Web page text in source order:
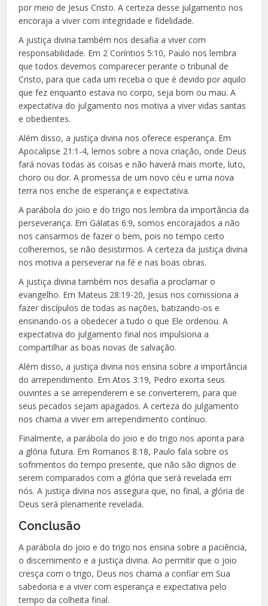
por meio de Jesus Cristo. A certeza desse julgamento nos
encoraja a viver com integridade e fidelidade.
A justiça divina também nos desafia a viver com
responsabilidade. Em 2 Coríntios 5:10, Paulo nos lembra
que todos devemos comparecer perante o tribunal de
Cristo, para que cada um receba o que é devido por aquilo
que fez enquanto estava no corpo, seja bom ou mau. A
expectativa do julgamento nos motiva a viver vidas santas
e obedientes.
Além disso, a justiça divina nos oferece esperança. Em
Apocalipse 21:1-4, lemos sobre a nova criação, onde Deus
fará novas todas as coisas e não haverá mais morte, luto,
choro ou dor. A promessa de um novo céu e uma nova
terra nos enche de esperança e expectativa.
A parábola do joio e do trigo nos lembra da importância da
perseverança. Em Gálatas 6:9, somos encorajados a não
nos cansarmos de fazer o bem, pois no tempo certo
colheremos, se não desistirmos. A certeza da justiça divina
nos motiva a perseverar na fé e nas boas obras.
A justiça divina também nos desafia a proclamar o
evangelho. Em Mateus 28:19-20, Jesus nos comissiona a
fazer discípulos de todas as nações, batizando-os e
ensinando-os a obedecer a tudo o que Ele ordenou. A
expectativa do julgamento final nos impulsiona a
compartilhar as boas novas de salvação.
Além disso, a justiça divina nos ensina sobre a importância
do arrependimento. Em Atos 3:19, Pedro exorta seus
ouvintes a se arrependerem e se converterem, para que
seus pecados sejam apagados. A certeza do julgamento
nos chama a viver em arrependimento contínuo.
Finalmente, a parábola do joio e do trigo nos aponta para
a glória futura. Em Romanos 8:18, Paulo fala sobre os
sofrimentos do tempo presente, que não são dignos de
serem comparados com a glória que será revelada em
nós. A justiça divina nos assegura que, no final, a glória de
Deus será plenamente revelada.
Conclusão
A parábola do joio e do trigo nos ensina sobre a paciência,
o discernimento e a justiça divina. Ao permitir que o joio
cresça com o trigo, Deus nos chama a confiar em Sua
sabedoria e a viver com esperança e expectativa pelo
tempo da colheita final.